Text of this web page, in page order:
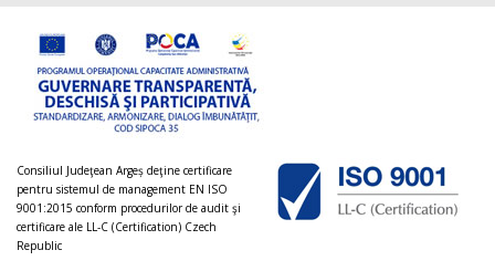
Consiliul Judeţean Argeș deţine certificare
pentru sistemul de management EN ISO
9001:2015 conform procedurilor de audit şi
certificare ale LL-C (Certification) Czech
Republic